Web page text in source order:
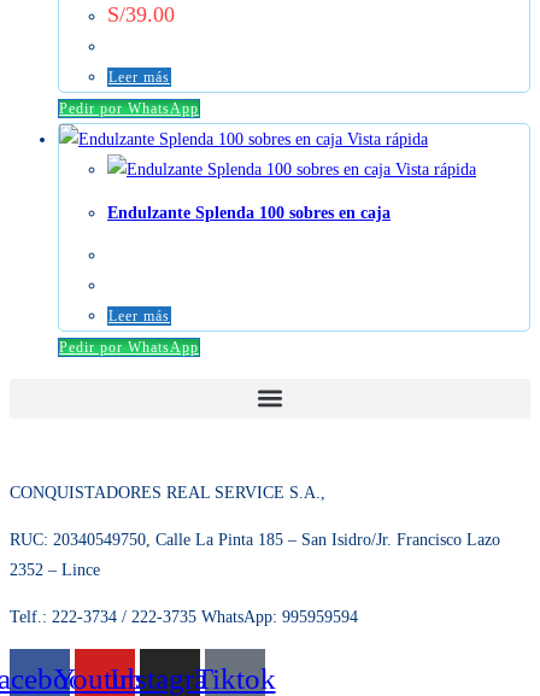
S/39.00
Leer más
Pedir por WhatsApp
Vista rápida
Vista rápida
Endulzante Splenda 100 sobres en caja
Leer más
Pedir por WhatsApp
CONQUISTADORES REAL SERVICE S.A.,
RUC: 20340549750, Calle La Pinta 185 – San Isidro/Jr. Francisco Lazo
2352 – Lince
Telf.: 222-3734 / 222-3735 WhatsApp: 995959594
YoutubeInstagramTiktok